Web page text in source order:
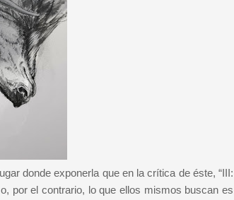
donde exponerla que en la crítica de éste, “III:
por el contrario, lo que ellos mismos buscan es